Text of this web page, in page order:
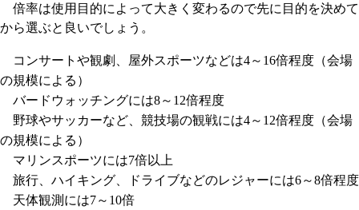
倍率は使用目的によって大きく変わるので先に目的を決めて
から選ぶと良いでしょう。
コンサートや観劇、屋外スポーツなどは4～16倍程度（会場
の規模による）
バードウォッチングには8～12倍程度
野球やサッカーなど、競技場の観戦には4～12倍程度（会場
の規模による）
マリンスポーツには7倍以上
旅行、ハイキング、ドライブなどのレジャーには6～8倍程度
天体観測には7～10倍